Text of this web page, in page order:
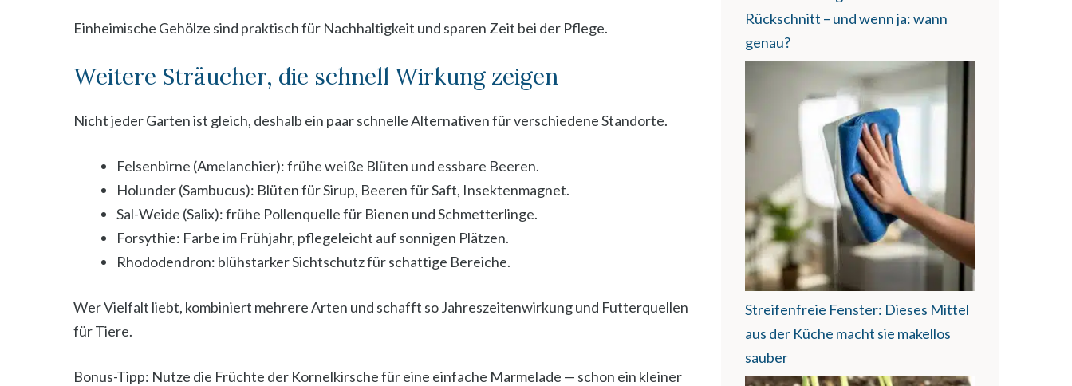
Einheimische Gehölze sind praktisch für Nachhaltigkeit und sparen Zeit bei der Pflege.
Weitere Sträucher, die schnell Wirkung zeigen
Nicht jeder Garten ist gleich, deshalb ein paar schnelle Alternativen für verschiedene Standorte.
Felsenbirne (Amelanchier): frühe weiße Blüten und essbare Beeren.
Holunder (Sambucus): Blüten für Sirup, Beeren für Saft, Insektenmagnet.
Sal-Weide (Salix): frühe Pollenquelle für Bienen und Schmetterlinge.
Forsythie: Farbe im Frühjahr, pflegeleicht auf sonnigen Plätzen.
Rhododendron: blühstarker Sichtschutz für schattige Bereiche.
Wer Vielfalt liebt, kombiniert mehrere Arten und schafft so Jahreszeitenwirkung und Futterquellen
für Tiere.
Bonus-Tipp: Nutze die Früchte der Kornelkirsche für eine einfache Marmelade — schon ein kleiner
Rückschnitt – und wenn ja: wann
genau?
Streifenfreie Fenster: Dieses Mittel
aus der Küche macht sie makellos
sauber